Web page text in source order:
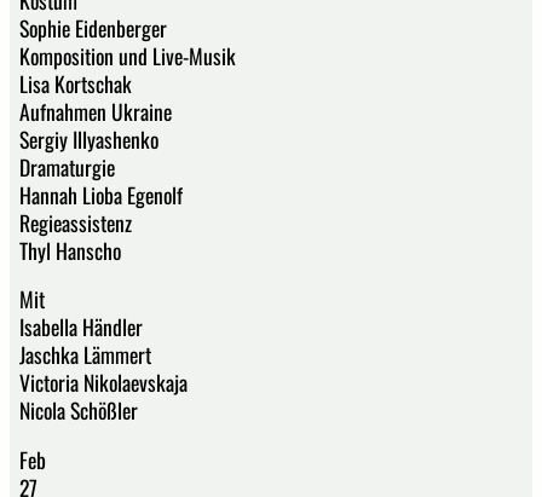
Sophie Eidenberger
Komposition und Live-Musik
Lisa Kortschak
Aufnahmen Ukraine
Sergiy Illyashenko
Dramaturgie
Hannah Lioba Egenolf
Regieassistenz
Thyl Hanscho
Mit
Isabella Händler
Jaschka Lämmert
Victoria Nikolaevskaja
Nicola Schößler
Feb
27